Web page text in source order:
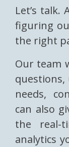
Let’s
figuring
the right
Our team
questions,
needs,
can also
the real-
analytics